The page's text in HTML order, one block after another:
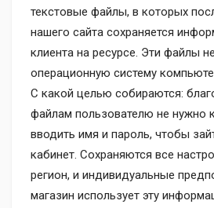
текстовые файлы, в которых
нашего сайта сохраняется
клиента на ресурсе. Эти файлы
операционную систему
С какой целью собираются:
файлам пользователю не нужно
вводить имя и пароль, чтобы
кабинет. Сохраняются все
регион, и индивидуальные
магазин использует эту